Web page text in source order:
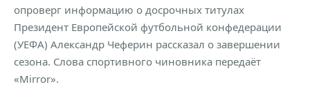
опроверг информацию о досрочных титулах
Президент Европейской футбольной конфедерации
(УЕФА) Александр Чеферин рассказал о завершении
сезона. Слова спортивного чиновника передаёт
«Mirror».